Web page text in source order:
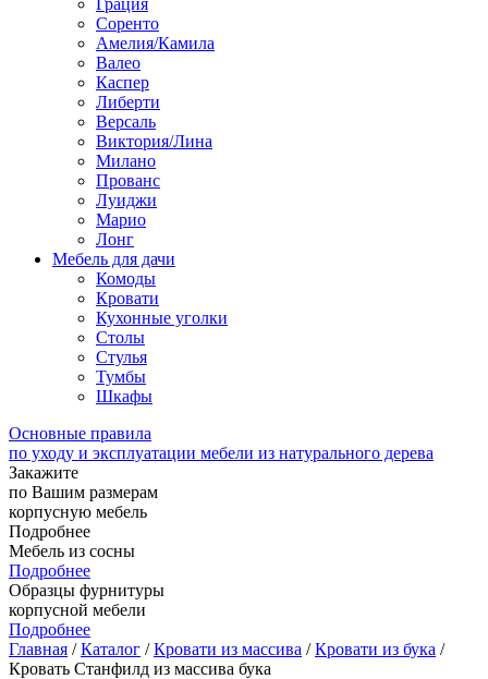
Грация
Соренто
Амелия/Камила
Валео
Каспер
Либерти
Версаль
Виктория/Лина
Милано
Прованс
Луиджи
Марио
Лонг
Мебель для дачи
Комоды
Кровати
Кухонные уголки
Столы
Стулья
Тумбы
Шкафы
Основные правила
по уходу и эксплуатации мебели из натурального дерева
Закажите
по Вашим размерам
корпусную мебель
Подробнее
Мебель из сосны
Подробнее
Образцы фурнитуры
корпусной мебели
Подробнее
Главная /Каталог /Кровати из массива /Кровати из бука /
Кровать Станфилд из массива бука